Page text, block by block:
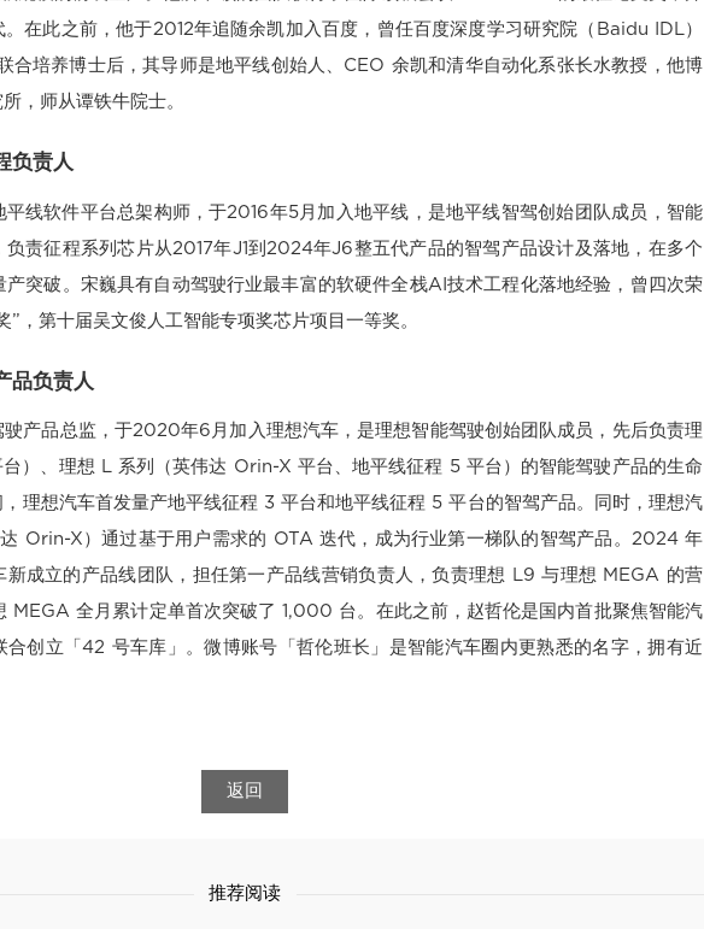
在此之前，他于2012年追随余凯加入百度，曾任百度深度学习研究院（Baidu IDL）
合培养博士后，其导师是地平线创始人、CEO 余凯和清华自动化系张长水教授，他博
，师从谭铁牛院士。
负责人
线软件平台总架构师，于2016年5月加入地平线，是地平线智驾创始团队成员，智能
负责征程系列芯片从2017年J1到2024年J6整五代产品的智驾产品设计及落地，在多个
产突破。宋巍具有自动驾驶行业最丰富的软硬件全栈AI技术工程化落地经验，曾四次荣
”，第十届吴文俊人工智能专项奖芯片项目一等奖。
品负责人
驶产品总监，于2020年6月加入理想汽车，是理想智能驾驶创始团队成员，先后负责理
）、理想 L 系列（英伟达 Orin-X 平台、地平线征程 5 平台）的智能驾驶产品的生命
理想汽车首发量产地平线征程 3 平台和地平线征程 5 平台的智驾产品。同时，理想汽
Orin-X）通过基于用户需求的 OTA 迭代，成为行业第一梯队的智驾产品。2024 年
新成立的产品线团队，担任第一产品线营销负责人，负责理想 L9 与理想 MEGA 的营
MEGA 全月累计定单首次突破了 1,000 台。在此之前，赵哲伦是国内首批聚焦智能汽
合创立「42 号车库」。微博账号「哲伦班长」是智能汽车圈内更熟悉的名字，拥有近
返回
推荐阅读